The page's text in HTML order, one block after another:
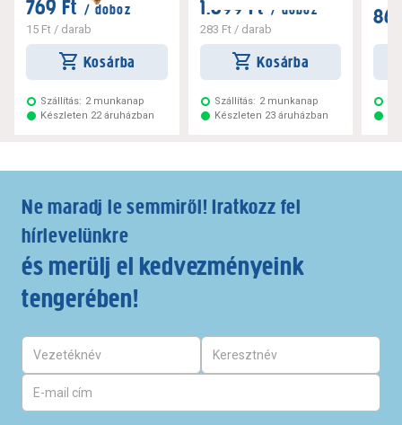
769 Ft / doboz
15 Ft / darab
Kosárba
Szállítás: 2 munkanap
Készleten 22 áruházban
1.699 Ft / doboz
283 Ft/ darab
Kosárba
Szállítás: 2 munkanap
Készleten 23 áruházban
Ne maradj le semmiről! Iratkozz fel
hírlevelünkre
és merülj el kedvezményeink
tengerében!